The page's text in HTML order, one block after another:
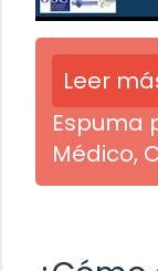
Leer
Espuma
Médico,